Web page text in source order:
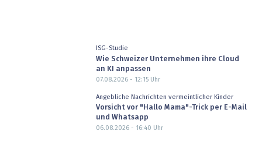
ISG-Studie
Wie Schweizer Unternehmen ihre Cloud
an KI anpassen
07.08.2026 - 12:15Uhr
Angebliche Nachrichten vermeintlicher Kinder
Vorsicht vor "Hallo Mama"-Trick per E-Mail
und Whatsapp
06.08.2026 - 16:40 Uhr